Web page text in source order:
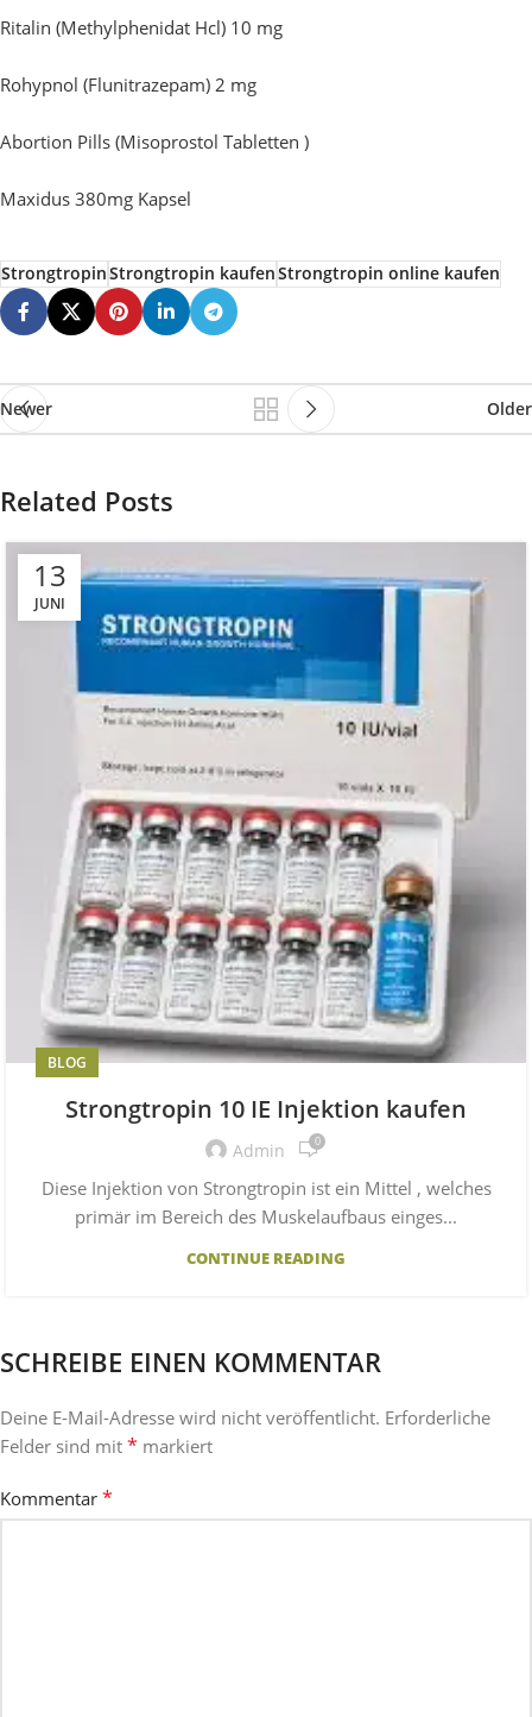
Ritalin (Methylphenidat Hcl) 10 mg
Rohypnol (Flunitrazepam) 2 mg
Abortion Pills (Misoprostol Tabletten )
Maxidus 380mg Kapsel
StrongtropinStrongtropin kaufenStrongtropin online kaufen
Newer Older
Related Posts
13
JUNI
BLOG
Strongtropin 10 IE Injektion kaufen
Admin 0
Diese Injektion von Strongtropin ist ein Mittel , welches
primär im Bereich des Muskelaufbaus einges...
CONTINUE READING
SCHREIBE EINEN KOMMENTAR
Deine E-Mail-Adresse wird nicht veröffentlicht. Erforderliche
Felder sind mit * markiert
Kommentar *